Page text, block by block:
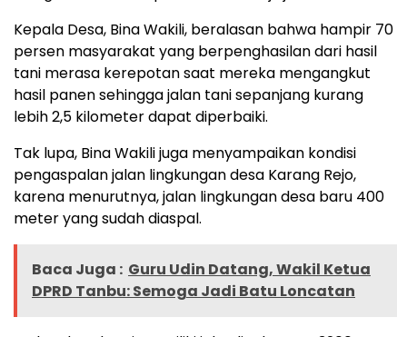
Kepala Desa, Bina Wakili, beralasan bahwa hampir 70
persen masyarakat yang berpenghasilan dari hasil
tani merasa kerepotan saat mereka mengangkut
hasil panen sehingga jalan tani sepanjang kurang
lebih 2,5 kilometer dapat diperbaiki.
Tak lupa, Bina Wakili juga menyampaikan kondisi
pengaspalan jalan lingkungan desa Karang Rejo,
karena menurutnya, jalan lingkungan desa baru 400
meter yang sudah diaspal.
Baca Juga : Guru Udin Datang, Wakil Ketua
DPRD Tanbu: Semoga Jadi Batu Loncatan